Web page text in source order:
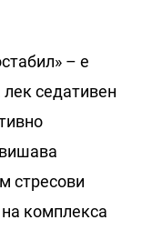
– е
седативен
стресови
комплекса